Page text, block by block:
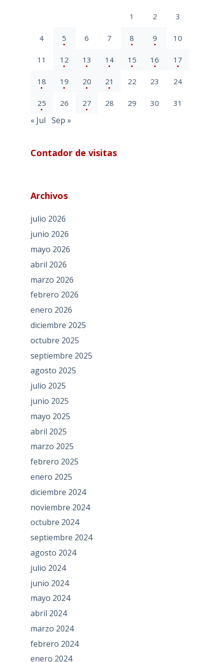
1 2 3
4 5 6 7 8 9 10
11 12 13 14 15 16 17
18 19 20 21 22 23 24
25 26 27 28 29 30 31
« Jul Sep »
Contador de visitas
Archivos
julio 2026
junio 2026
mayo 2026
abril 2026
marzo 2026
febrero 2026
enero 2026
diciembre 2025
octubre 2025
septiembre 2025
agosto 2025
julio 2025
junio 2025
mayo 2025
abril 2025
marzo 2025
febrero 2025
enero 2025
diciembre 2024
noviembre 2024
octubre 2024
septiembre 2024
agosto 2024
julio 2024
junio 2024
mayo 2024
abril 2024
marzo 2024
febrero 2024
enero 2024